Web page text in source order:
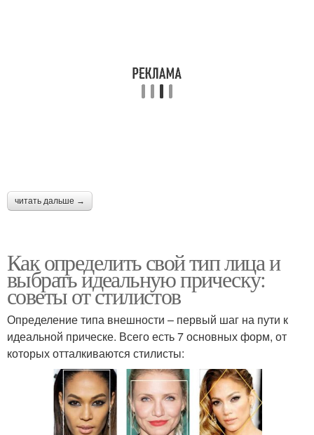
читать дальше →
Как определить свой тип лица и
выбрать идеальную прическу:
советы от стилистов
Определение типа внешности – первый шаг на пути к
идеальной прическе. Всего есть 7 основных форм, от
которых отталкиваются стилисты: